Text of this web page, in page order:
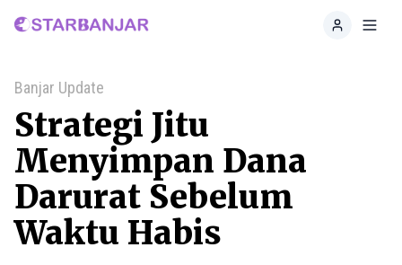
Home
Banjar Update
Strategi Jitu
Menyimpan Dana
Darurat Sebelum
Waktu Habis